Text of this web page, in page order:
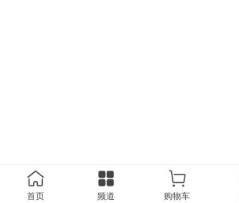
首页 频道 购物车